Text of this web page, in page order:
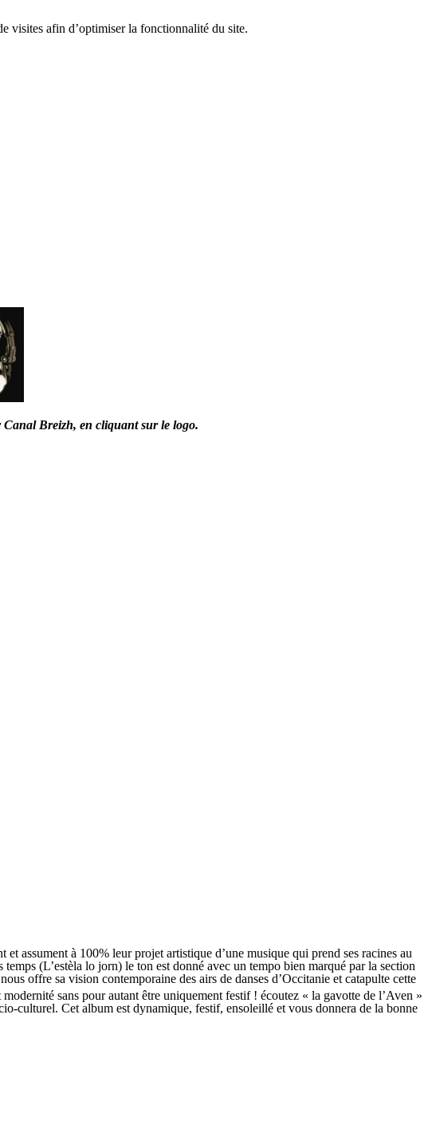
visites afin d’optimiser la fonctionnalité du site.
Canal Breizh, en cliquant sur le logo.
assument à 100% leur projet artistique d’une musique qui prend ses racines au
(L’estèla lo jorn) le ton est donné avec un tempo bien marqué par la section
offre sa vision contemporaine des airs de danses d’Occitanie et catapulte cette
sans pour autant être uniquement festif ! écoutez « la gavotte de l’Aven »
culturel. Cet album est dynamique, festif, ensoleillé et vous donnera de la bonne